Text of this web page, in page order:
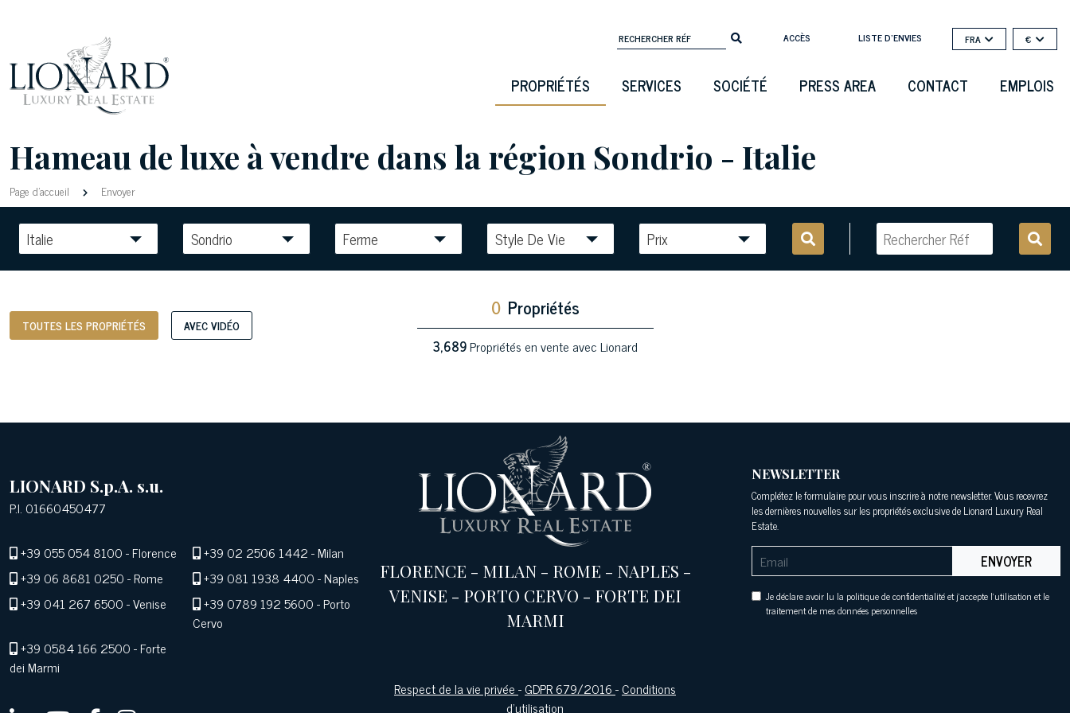
ACCÈS LISTE D'ENVIES FRA €
PROPRIÉTÉS SERVICES SOCIÉTÉ PRESS AREA CONTACT EMPLOIS
Hameau de luxe à vendre dans la région Sondrio - Italie
Page d'accueil Envoyer
Italie Sondrio Ferme Style De Vie Prix
TOUTES LES PROPRIÉTÉS AVEC VIDÉO
0 Propriétés
3,689Propriétés en vente avec Lionard
LIONARD S.p.A. s.u.
P.I. 01660450477
+39 055 054 8100- Florence +39 02 2506 1442- Milan
+39 06 8681 0250- Rome +39 081 1938 4400- Naples
+39 041 267 6500- Venise +39 0789 192 5600- Porto
Cervo
+39 0584 166 2500- Forte
dei Marmi
FLORENCE - MILAN- ROME - NAPLES -
VENISE - PORTO CERVO - FORTE DEI
MARMI
Respect de la vie privée-GDPR 679/2016-Conditions
d'utilisation
NEWSLETTER
Complétez le formulaire pour vous inscrire à notre newsletter. Vous recevrez
les dernières nouvelles sur les propriétés exclusive de Lionard Luxury Real
Estate.
ENVOYER
Je déclare avoir lu la politique de confidentialité et j'accepte l'utilisation et le
traitement de mes données personnelles